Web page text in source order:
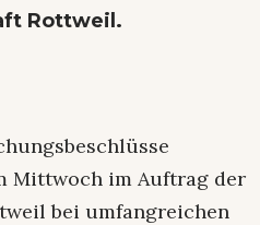
Rottweil.
Mittwoch im Auftrag der
bei umfangreichen